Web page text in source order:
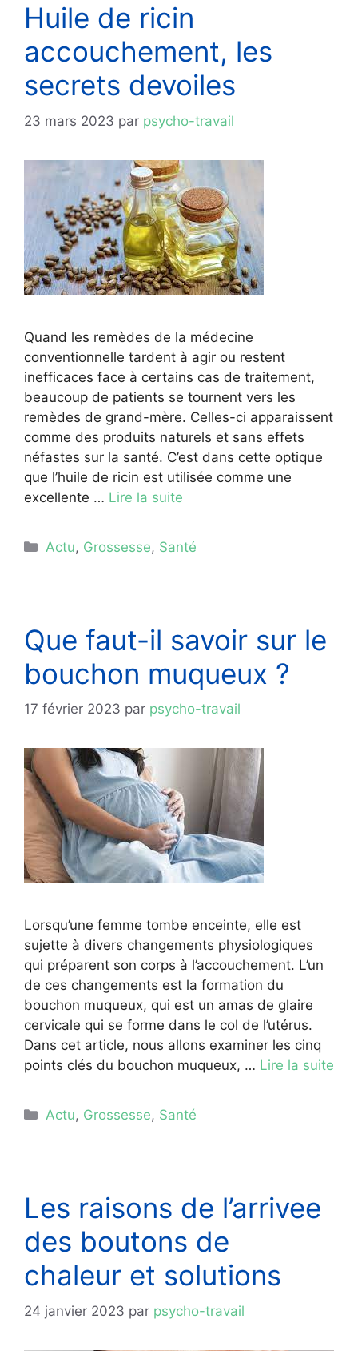
Huile de ricin
accouchement, les
secrets devoiles
23 mars 2023 par psycho-travail
Quand les remèdes de la médecine
conventionnelle tardent à agir ou restent
inefficaces face à certains cas de traitement,
beaucoup de patients se tournent vers les
remèdes de grand-mère. Celles-ci apparaissent
comme des produits naturels et sans effets
néfastes sur la santé. C’est dans cette optique
que l’huile de ricin est utilisée comme une
excellente … Lire la suite
Catégories
Actu, Grossesse, Santé
Que faut-il savoir sur le
bouchon muqueux ?
17 février 2023 par psycho-travail
Lorsqu’une femme tombe enceinte, elle est
sujette à divers changements physiologiques
qui préparent son corps à l’accouchement. L’un
de ces changements est la formation du
bouchon muqueux, qui est un amas de glaire
cervicale qui se forme dans le col de l’utérus.
Dans cet article, nous allons examiner les cinq
points clés du bouchon muqueux, … Lire la suite
Catégories
Actu, Grossesse, Santé
Les raisons de l’arrivee
des boutons de
chaleur et solutions
24 janvier 2023 par psycho-travail